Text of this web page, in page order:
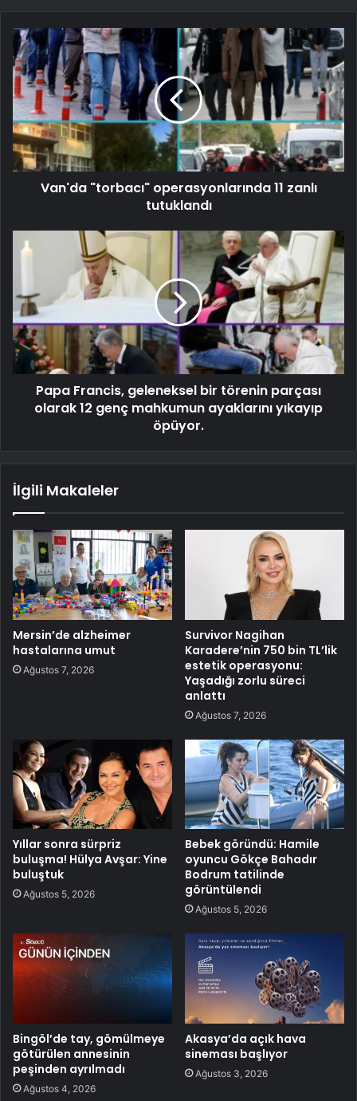
Van'da "torbacı" operasyonlarında 11 zanlı
tutuklandı
Papa Francis, geleneksel bir törenin parçası
olarak 12 genç mahkumun ayaklarını yıkayıp
öpüyor.
İlgili Makaleler
Mersin’de alzheimer
hastalarına umut
Ağustos 7, 2026
Survivor Nagihan
Karadere’nin 750 bin TL’lik
estetik operasyonu:
Yaşadığı zorlu süreci
anlattı
Ağustos 7, 2026
Yıllar sonra sürpriz
buluşma! Hülya Avşar: Yine
buluştuk
Ağustos 5, 2026
Bebek göründü: Hamile
oyuncu Gökçe Bahadır
Bodrum tatilinde
görüntülendi
Ağustos 5, 2026
Bingöl’de tay, gömülmeye
götürülen annesinin
peşinden ayrılmadı
Ağustos 4, 2026
Akasya’da açık hava
sineması başlıyor
Ağustos 3, 2026